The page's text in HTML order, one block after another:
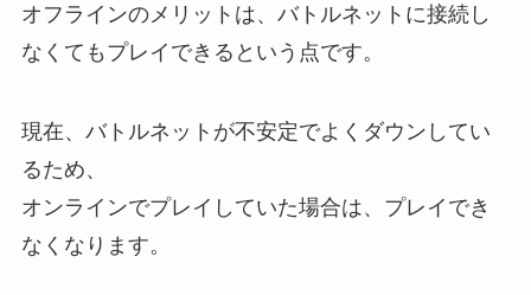
オフラインのメリットは、バトルネットに接続し
なくてもプレイできるという点です。
現在、バトルネットが不安定でよくダウンしてい
るため、
オンラインでプレイしていた場合は、プレイでき
なくなります。